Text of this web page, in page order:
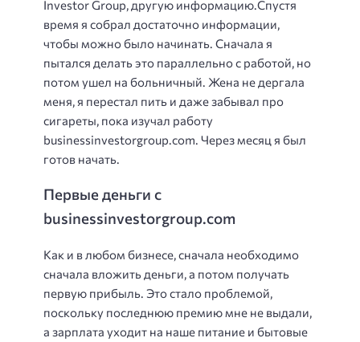
Investor Group, другую информацию.Спустя
время я собрал достаточно информации,
чтобы можно было начинать. Сначала я
пытался делать это параллельно с работой, но
потом ушел на больничный. Жена не дергала
меня, я перестал пить и даже забывал про
сигареты, пока изучал работу
businessinvestorgroup.com. Через месяц я был
готов начать.
Первые деньги c
businessinvestorgroup.com
Как и в любом бизнесе, сначала необходимо
сначала вложить деньги, а потом получать
первую прибыль. Это стало проблемой,
поскольку последнюю премию мне не выдали,
а зарплата уходит на наше питание и бытовые